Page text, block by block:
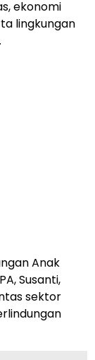
ekonomi
lingkungan
Anak
Susanti,
sektor